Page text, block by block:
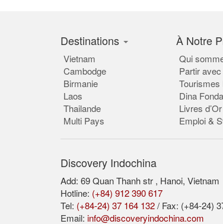
Destinations
Vietnam
Cambodge
Birmanie
Laos
Thailande
Multi Pays
À Notre
Qui
Partir
Tourismes
Dina
Livres d’Or
Emploi &
Discovery Indochina
Add: 69 Quan Thanh str , Hanoi, Vietnam
Hotline: (+84) 912 390 617
Tel: (+84-24) 37 164 132/ Fax: (+84-24)
Email: info@discoveryindochina.com